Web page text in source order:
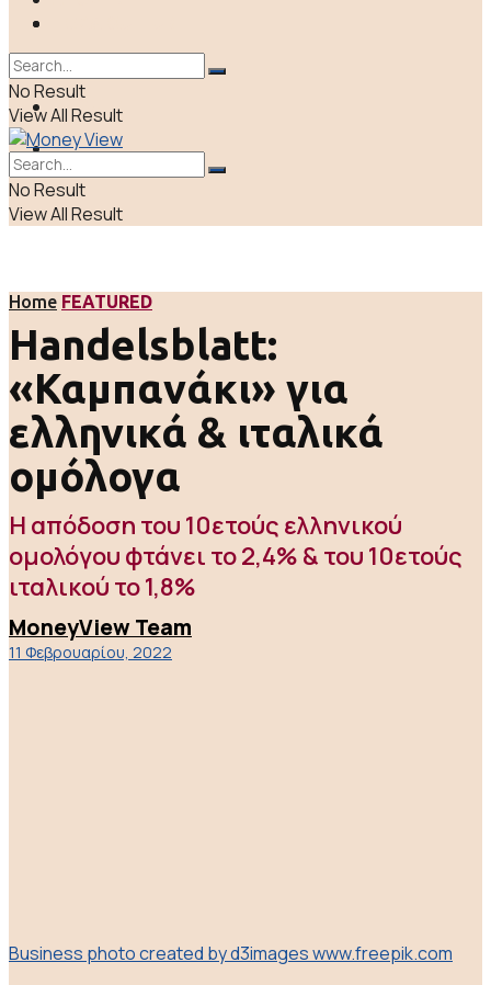
ΕΛΛΑΔΑ
ΑΠΟΨΕΙΣ
LIFE & CULTURE
No Result
View All Result
No Result
View All Result
Home FEATURED
Handelsblatt:
«Καμπανάκι» για
ελληνικά & ιταλικά
ομόλογα
Η απόδοση του 10ετούς ελληνικού
ομολόγου φτάνει το 2,4% & του 10ετούς
ιταλικού το 1,8%
MoneyView Team
11 Φεβρουαρίου, 2022
Business photo created by d3images www.freepik.com